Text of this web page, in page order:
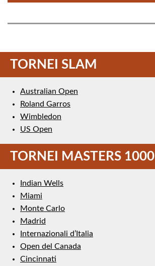
TORNEI SLAM
Australian Open
Roland Garros
Wimbledon
US Open
TORNEI MASTERS 1000
Indian Wells
Miami
Monte Carlo
Madrid
Internazionali d’Italia
Open del Canada
Cincinnati